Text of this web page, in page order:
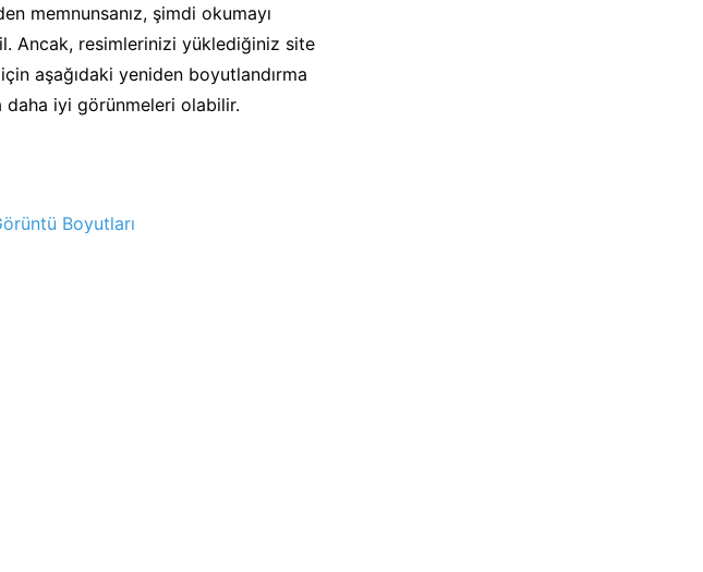
memnunsanız, şimdi okumayı
Ancak, resimlerinizi yüklediğiniz site
aşağıdaki yeniden boyutlandırma
daha iyi görünmeleri olabilir.
Boyutları